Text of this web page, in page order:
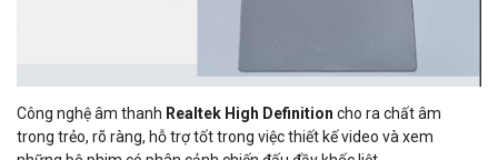
Công nghệ âm thanh Realtek High Definition cho ra chất âm
trong trẻo, rõ ràng, hỗ trợ tốt trong việc thiết kế video và xem